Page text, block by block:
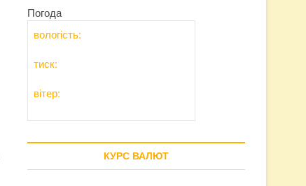
Погода
вологість:
тиск:
вітер:
КУРС ВАЛЮТ